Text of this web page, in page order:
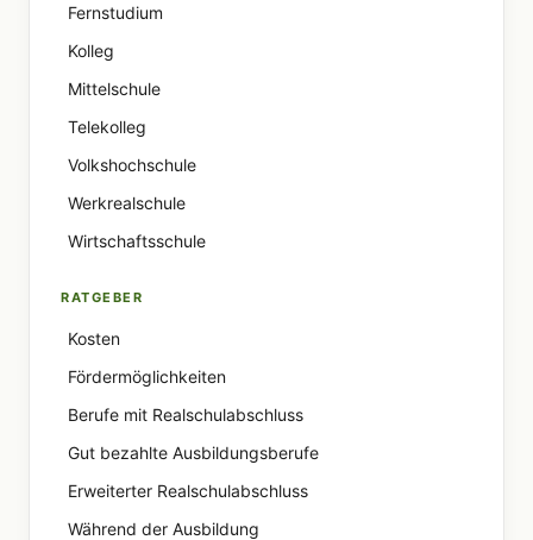
Fernstudium
Kolleg
Mittelschule
Telekolleg
Volkshochschule
Werkrealschule
Wirtschaftsschule
RATGEBER
Kosten
Fördermöglichkeiten
Berufe mit Realschulabschluss
Gut bezahlte Ausbildungsberufe
Erweiterter Realschulabschluss
Während der Ausbildung